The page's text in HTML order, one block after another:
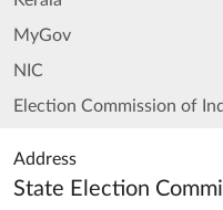
MyGov
NIC
Election Commission of
Address
State Election